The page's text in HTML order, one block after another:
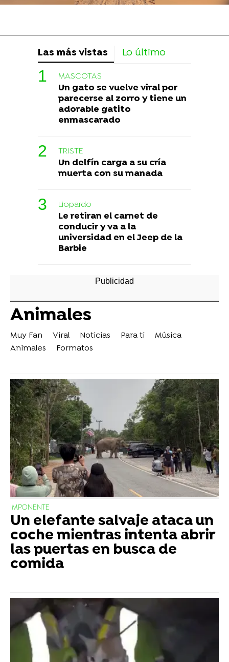
Las más vistas Lo último
MASCOTAS
Un gato se vuelve viral por
parecerse al zorro y tiene un
adorable gatito
enmascarado
TRISTE
Un delfín carga a su cría
muerta con su manada
Liopardo
Le retiran el carnet de
conducir y va a la
universidad en el Jeep de la
Barbie
Animales
Muy Fan Viral Noticias Para ti
Música
Animales
Formatos
IMPONENTE
Un elefante salvaje ataca un
coche mientras intenta abrir
las puertas en busca de
comida